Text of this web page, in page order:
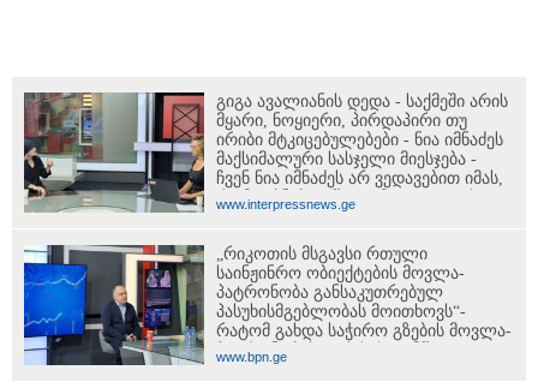
გიგა ავალიანის დედა - საქმეში არის
მყარი, ნოყიერი, პირდაპირი თუ
ირიბი მტკიცებულებები - ნია იმნაძეს
მაქსიმალური სასჯელი მიესჯება -
ჩვენ ნია იმნაძეს არ ვედავებით იმას,
რომ ეუბნება: “წადი, მოკალი“, ეს
დაკვეთაა, ჩვენ ვამბობთ, წაქეზებას,
www.interpressnews.ge
„რიკოთის მსგავსი რთული
საინჟინრო ობიექტების მოვლა-
პატრონობა განსაკუთრებულ
პასუხისმგებლობას მოითხოვს“-
რატომ გახდა საჭირო გზების მოვლა-
პატრონობისთვის სახელმწიფო
კომპანიის შექმნა
www.bpn.ge